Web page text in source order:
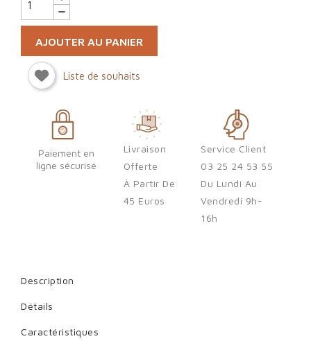
AJOUTER AU PANIER
Liste de souhaits
Paiement en
ligne sécurisé
Livraison
Offerte
À Partir De
45 Euros
Service Client
03 25 24 53 55
Du Lundi Au
Vendredi 9h-
16h
Description
Détails
Caractéristiques
Sign in
You need to be logged in to save products in your wish list.